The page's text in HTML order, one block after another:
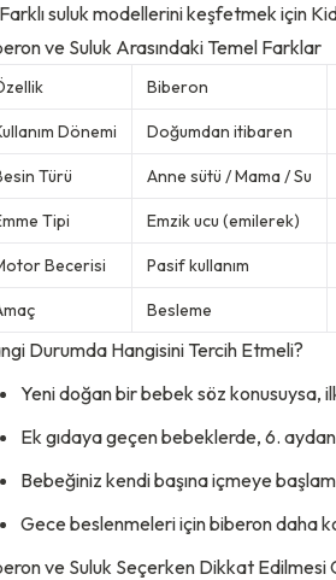
suluk modellerini keşfetmek için
ve Suluk Arasındaki Temel Farklar
Biberon
Dönemi Doğumdan itibaren
Türü Anne sütü / Mama / Su
Tipi Emzik ucu (emilerek)
Becerisi Pasif kullanım
Besleme
Durumda Hangisini Tercih Etmeli?
Yeni doğan bir bebek söz konusuysa,
Ek gıdaya geçen bebeklerde, 6.
Bebeğiniz kendi başına içmeye
Gece beslenmeleri için biberon daha
ve Suluk Seçerken Dikkat Edilmesi